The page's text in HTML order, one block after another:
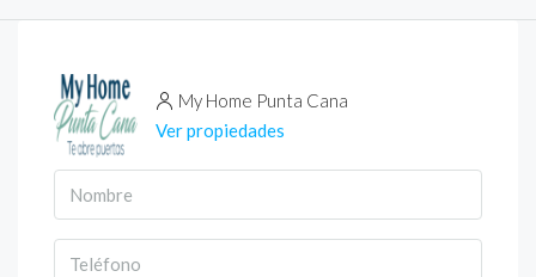
My Home Punta Cana
Ver propiedades